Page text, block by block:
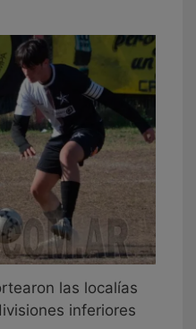
las localías
inferiores